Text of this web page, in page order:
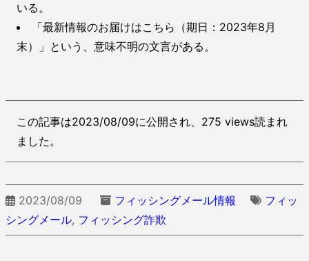
いる。
「最新情報のお届けはこちら（期日：2023年8月
末）」という、意味不明の文言がある。
この記事は2023/08/09に公開され、275 views読まれ
ました。
2023/08/09 フィッシングメール情報
フィッ
シングメール, フィッシング詐欺